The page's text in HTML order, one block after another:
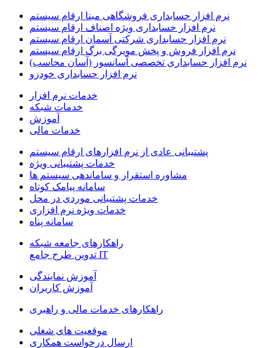
نرم افزار حسابداری فروشگاهی مبنا ارقام سیستم
نرم افزار حسابداری ویژه اصناف ارقام سیستم
نرم افزار حسابداری شرکتی آسمان ارقام سیستم
نرم افزار فروش و پخش مویرگی برگ ارقام سیستم
نرم افزار حسابداری تخصصی آسانسور (آسان محاسب)
نرم افزار حسابداری خودرو
خدمات نرم افزار
خدمات شبکه
آموزش
خدمات مالی
پشتیبانی عادی از نرم افزارهای ارقام سیستم
خدمات پشتیبانی ویژه
مشاوره استقرار و ساماندهی سیستم ها
سامانه پیامک کوتاه
خدمات پشتیبانی موردی در محل
خدمات ویژه نرم افزاری
سامانه پناه
راهکارهای جامعه شبکه
IT تدوین طرح جامع
آموزش نمایندگی
آموزش کاربران
راهکارهای خدمات مالی و راهبری
موقعیت های شغلی
ارسال درخواست همکاری